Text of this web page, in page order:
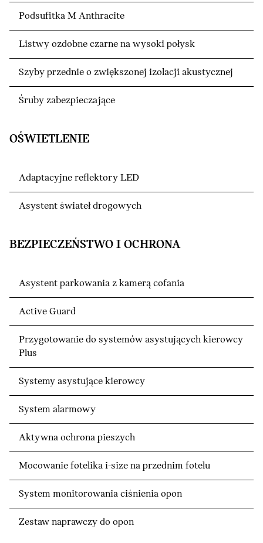
Podsufitka M Anthracite
Listwy ozdobne czarne na wysoki połysk
Szyby przednie o zwiększonej izolacji akustycznej
Śruby zabezpieczające
OŚWIETLENIE
Adaptacyjne reflektory LED
Asystent świateł drogowych
BEZPIECZEŃSTWO I OCHRONA
Asystent parkowania z kamerą cofania
Active Guard
Przygotowanie do systemów asystujących kierowcy
Plus
Systemy asystujące kierowcy
System alarmowy
Aktywna ochrona pieszych
Mocowanie fotelika i-size na przednim fotelu
System monitorowania ciśnienia opon
Zestaw naprawczy do opon